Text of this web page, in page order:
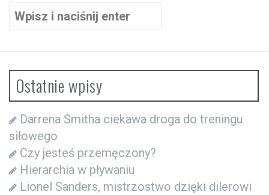
Szukaj:
Ostatnie wpisy
Darrena Smitha ciekawa droga do treningu
siłowego
Czy jesteś przemęczony?
Hierarchia w pływaniu
Lionel Sanders, mistrzostwo dzięki dilerowi